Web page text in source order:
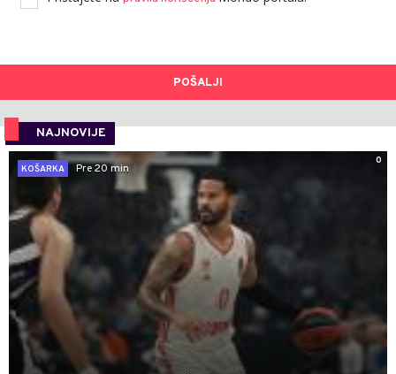
POŠALJI
NAJNOVIJE
0
KOŠARKA
Pre 20 min